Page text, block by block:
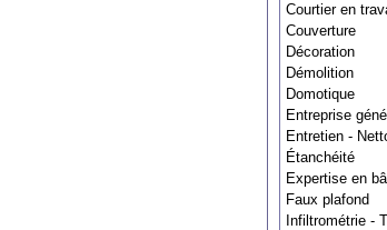
Courtier en
Couverture
Décoration
Démolition
Domotique
Entreprise
Entretien -
Étanchéité
Expertise en
Faux plafond
Infiltrométrie -